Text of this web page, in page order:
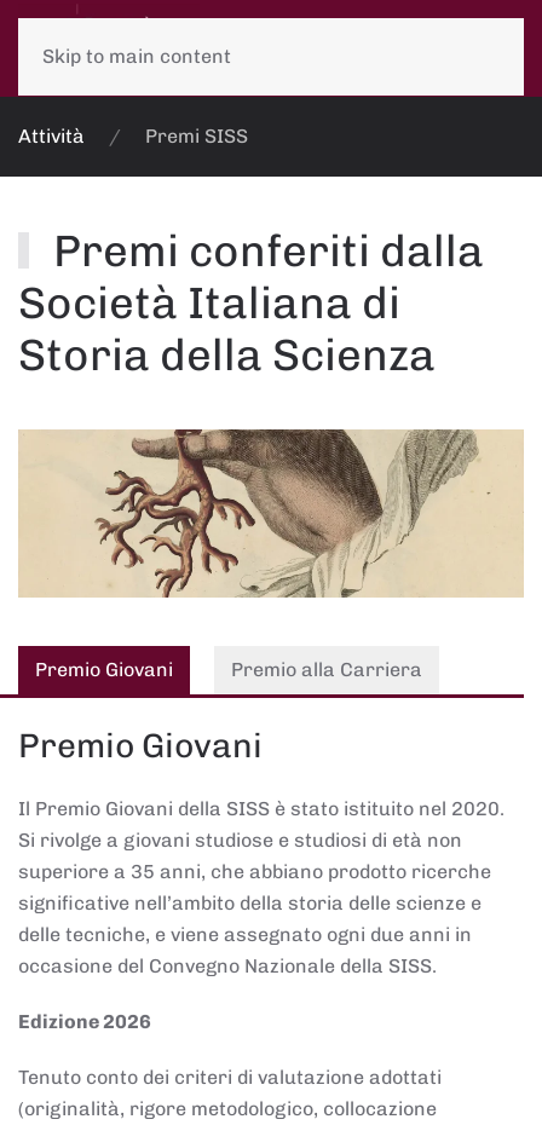
Skip to main content
Attività Premi SISS
Premi conferiti dalla
Società Italiana di
Storia della Scienza
Premio Giovani Premio alla Carriera
Premio Giovani
Il Premio Giovani della SISS è stato istituito nel 2020.
Si rivolge a giovani studiose e studiosi di età non
superiore a 35 anni, che abbiano prodotto ricerche
significative nell’ambito della storia delle scienze e
delle tecniche, e viene assegnato ogni due anni in
occasione del Convegno Nazionale della SISS.
Edizione 2026
Tenuto conto dei criteri di valutazione adottati
(originalità, rigore metodologico, collocazione